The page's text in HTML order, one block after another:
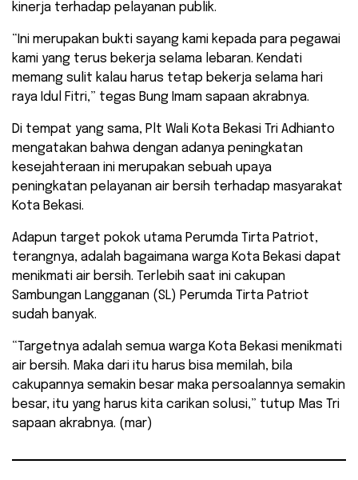
kinerja terhadap pelayanan publik.
“Ini merupakan bukti sayang kami kepada para pegawai
kami yang terus bekerja selama lebaran. Kendati
memang sulit kalau harus tetap bekerja selama hari
raya Idul Fitri,” tegas Bung Imam sapaan akrabnya.
Di tempat yang sama, Plt Wali Kota Bekasi Tri Adhianto
mengatakan bahwa dengan adanya peningkatan
kesejahteraan ini merupakan sebuah upaya
peningkatan pelayanan air bersih terhadap masyarakat
Kota Bekasi.
Adapun target pokok utama Perumda Tirta Patriot,
terangnya, adalah bagaimana warga Kota Bekasi dapat
menikmati air bersih. Terlebih saat ini cakupan
Sambungan Langganan (SL) Perumda Tirta Patriot
sudah banyak.
“Targetnya adalah semua warga Kota Bekasi menikmati
air bersih. Maka dari itu harus bisa memilah, bila
cakupannya semakin besar maka persoalannya semakin
besar, itu yang harus kita carikan solusi,” tutup Mas Tri
sapaan akrabnya. (mar)